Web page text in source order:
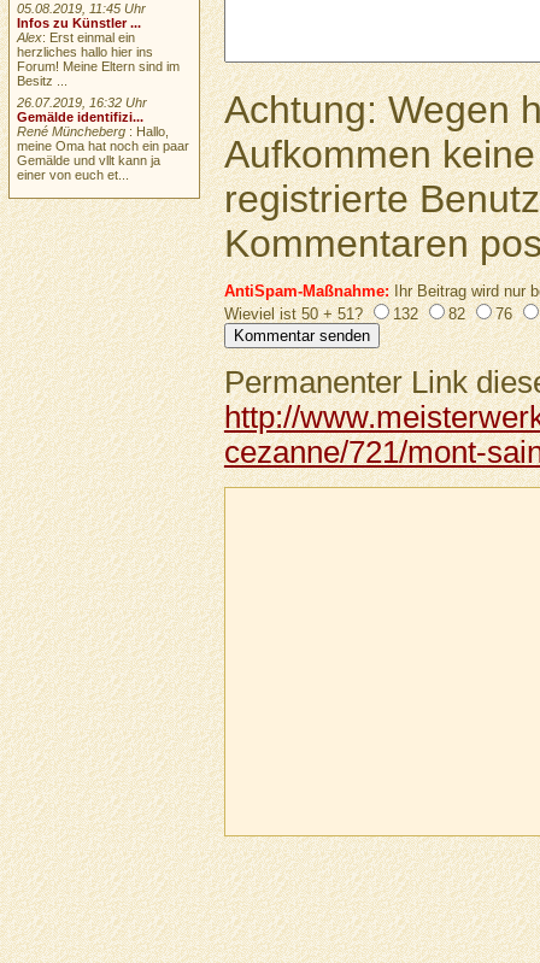
Achtung: Wegen
Aufkommen
registrierte
Kommentaren
AntiSpam-Maßnahme:Ihr Beitrag wird nur
Wieviel ist 50 + 51?
132 82 76
Permanenter Link
http://
cezanne/721/mont-
05.08.2019, 11:45 Uhr
Infos zu Künstler ...
Alex: Erst einmal ein
herzliches hallo hier ins
Forum! Meine Eltern sind im
Besitz ...
26.07.2019, 16:32 Uhr
Gemälde identifizi...
René Müncheberg : Hallo,
meine Oma hat noch ein paar
Gemälde und vllt kann ja
einer von euch et...